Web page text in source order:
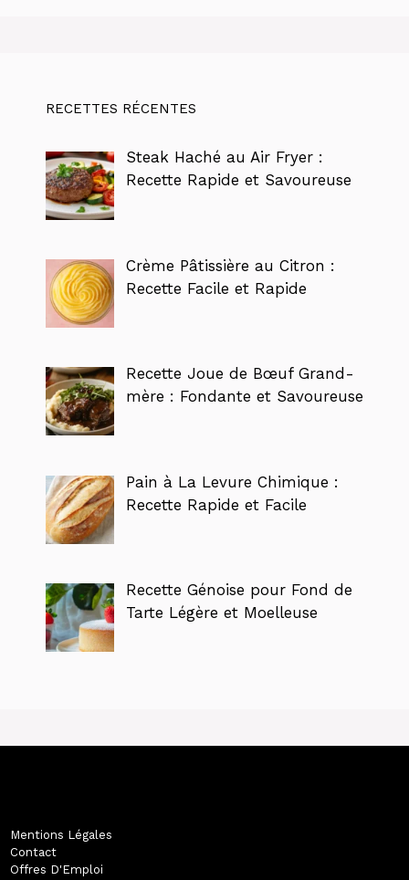
RECETTES RÉCENTES
Steak Haché au Air Fryer :
Recette Rapide et Savoureuse
Crème Pâtissière au Citron :
Recette Facile et Rapide
Recette Joue de Bœuf Grand-
mère : Fondante et Savoureuse
Pain à La Levure Chimique :
Recette Rapide et Facile
Recette Génoise pour Fond de
Tarte Légère et Moelleuse
Mentions Légales
Contact
Offres D'Emploi